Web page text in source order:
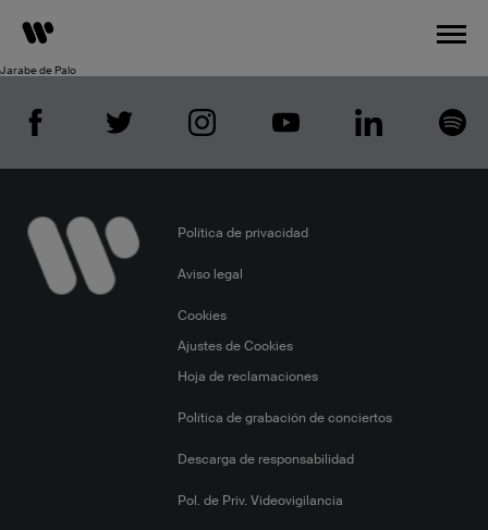
Jarabe de Palo
Warner
Music
Spain
Redes
Política de privacidad
Aviso legal
Cookies
Ajustes de Cookies
Hoja de reclamaciones
Política de grabación de conciertos
Descarga de responsabilidad
Pol. de Priv. Videovigilancia